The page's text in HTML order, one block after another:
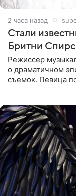
2 часа назад
Стали
Бритни
Режиссер
о драматичном
съемок. Певица